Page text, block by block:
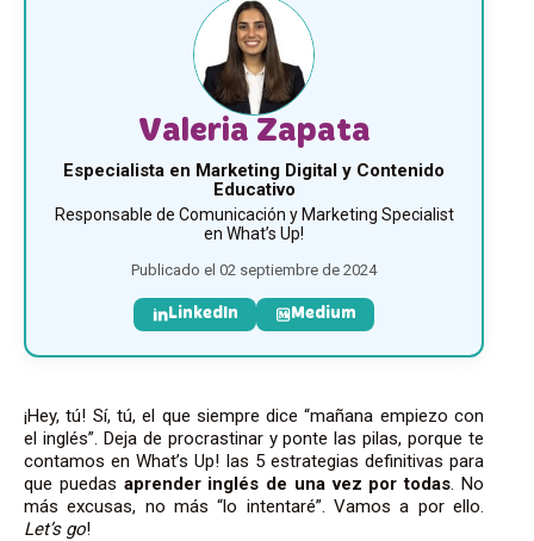
Valeria Zapata
Especialista en Marketing Digital y Contenido
Educativo
Responsable de Comunicación y Marketing Specialist
en What’s Up!
Publicado el 02 septiembre de 2024
LinkedIn Medium
¡Hey, tú! Sí, tú, el que siempre dice “mañana empiezo con
el inglés”. Deja de procrastinar y ponte las pilas, porque te
contamos en What’s Up! las 5 estrategias definitivas para
que puedas aprender inglés de una vez por todas . No
más excusas, no más “lo intentaré”. Vamos a por ello.
Let’s go!